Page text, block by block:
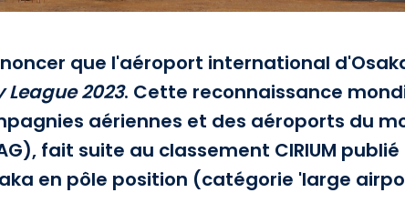
que l'aéroport international
League 2023. Cette reconnaissance
aériennes et des aéroports du
fait suite au classement CIRIUM
en pôle position (catégorie 'large